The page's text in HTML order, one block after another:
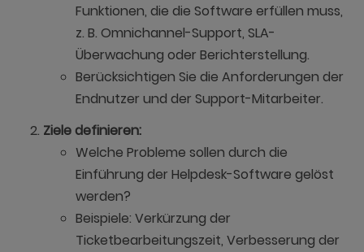
Funktionen, die die Software erfüllen muss,
z. B. Omnichannel-Support, SLA-
Überwachung oder Berichterstellung.
Berücksichtigen Sie die Anforderungen der
Endnutzer und der Support-Mitarbeiter.
Ziele definieren:
Welche Probleme sollen durch die
Einführung der Helpdesk-Software gelöst
werden?
Beispiele: Verkürzung der
Ticketbearbeitungszeit, Verbesserung der